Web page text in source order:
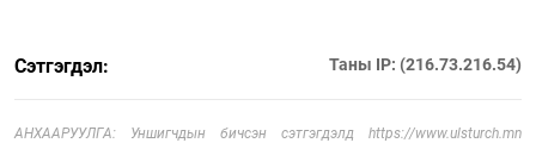
Сэтгэгдэл: Таны IP: (216.73.216.54)
АНХААРУУЛГА: Уншигчдын бичсэн сэтгэгдэлд https://www.ulsturch.mn